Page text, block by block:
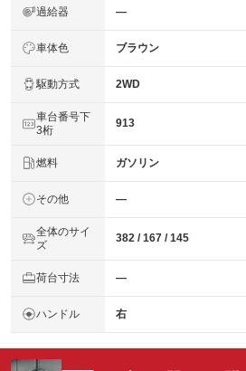
過給器 ―
車体色 ブラウン
駆動方式 2WD
車台番号下
3桁
913
燃料 ガソリン
その他 ―
全体のサイ
ズ
382 / 167 / 145
荷台寸法 ―
ハンドル 右